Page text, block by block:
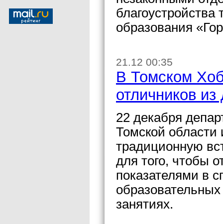
образования
21.12 00:35
В Томском
отличников
22 декабря
Томской области
традиционную
для того, чтобы
показателями в
занятиях.